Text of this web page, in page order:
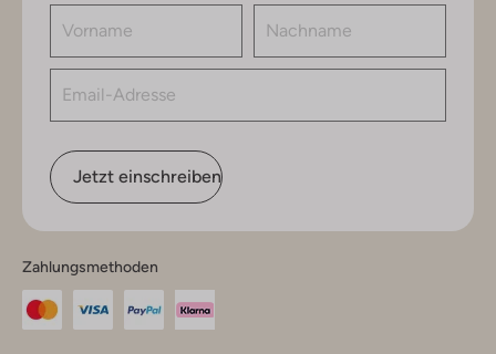
Jetzt einschreiben
Zahlungsmethoden